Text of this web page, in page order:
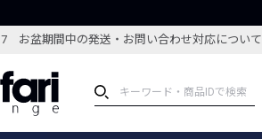
お盆期間中の発送・お問い合わせ対応について